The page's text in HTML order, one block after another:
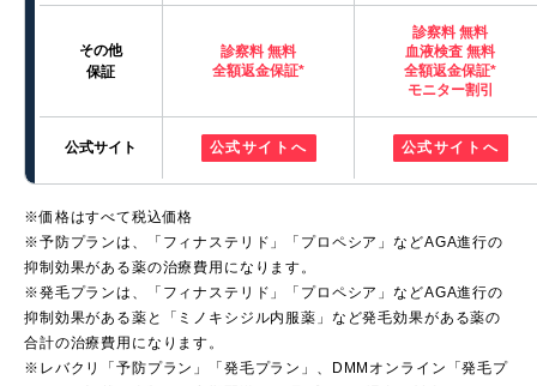
その他
保証
診察料 無料
全額返金保証*
診察料 無料
血液検査 無料
全額返金保証*
モニター割引
公式サイト 公式サイトへ 公式サイトへ
※価格はすべて税込価格
※予防プランは、「フィナステリド」「プロペシア」などAGA進行の
抑制効果がある薬の治療費用になります。
※発毛プランは、「フィナステリド」「プロペシア」などAGA進行の
抑制効果がある薬と「ミノキシジル内服薬」など発毛効果がある薬の
合計の治療費用になります。
※レバクリ「予防プラン」「発毛プラン」、DMMオンライン「発毛プ